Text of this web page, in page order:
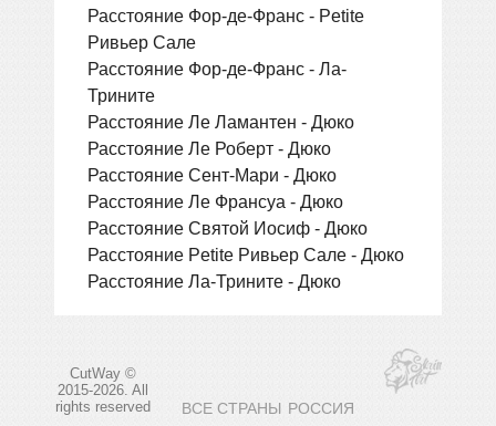
Расстояние Фор-де-Франс - Petite
Ривьер Сале
Расстояние Фор-де-Франс - Ла-
Трините
Расстояние Ле Ламантен - Дюко
Расстояние Ле Роберт - Дюко
Расстояние Сент-Мари - Дюко
Расстояние Ле Франсуа - Дюко
Расстояние Святой Иосиф - Дюко
Расстояние Petite Ривьер Сале - Дюко
Расстояние Ла-Трините - Дюко
CutWay ©
2015-2026. All
rights reserved
ВСЕ СТРАНЫ РОССИЯ